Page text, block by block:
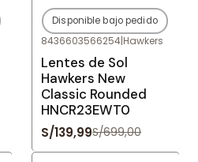
-80%OFF
Agotado
Disponible bajo pedido
8436603566254|Hawkers
Lentes de Sol
Hawkers New
Classic Rounded
HNCR23EWT0
S/139,99S/699,00